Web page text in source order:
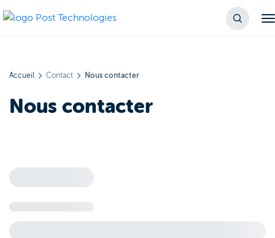
Accueil Contact Nous contacter
Nous contacter